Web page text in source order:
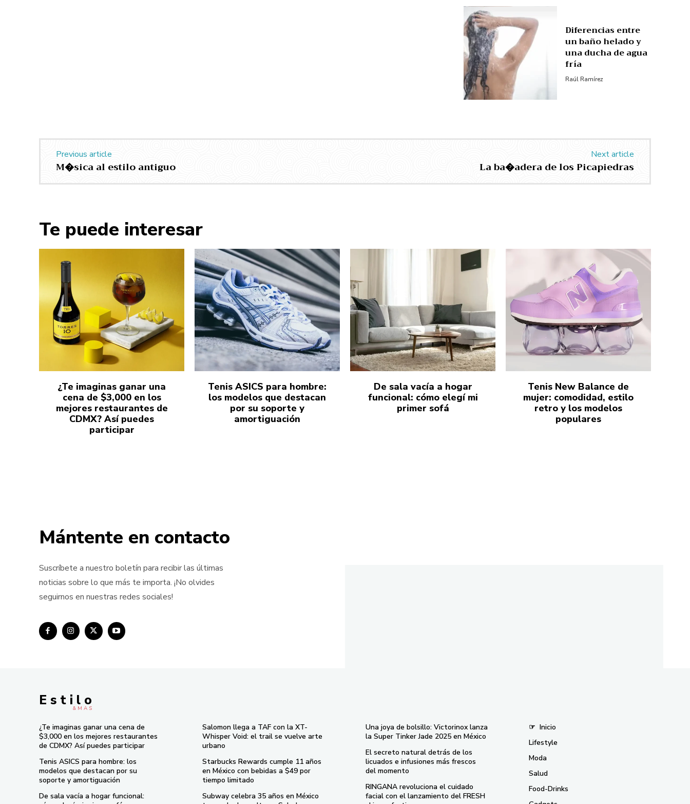
Diferencias entre
un baño helado y
una ducha de agua
fría
Raúl Ramírez
Previous article
M�sica al estilo antiguo
Next article
La ba�adera de los Picapiedras
Te puede interesar
¿Te imaginas ganar una
cena de $3,000 en los
mejores restaurantes de
CDMX? Así puedes
participar
Tenis ASICS para hombre:
los modelos que destacan
por su soporte y
amortiguación
De sala vacía a hogar
funcional: cómo elegí mi
primer sofá
Tenis New Balance de
mujer: comodidad, estilo
retro y los modelos
populares
Mántente en contacto
Suscríbete a nuestro boletín para recibir las últimas
noticias sobre lo que más te importa. ¡No olvides
seguirnos en nuestras redes sociales!
E s t i l o
& M À S
¿Te imaginas ganar una cena de
$3,000 en los mejores restaurantes
de CDMX? Así puedes participar
Tenis ASICS para hombre: los
modelos que destacan por su
soporte y amortiguación
De sala vacía a hogar funcional:
Salomon llega a TAF con la XT-
Whisper Void: el trail se vuelve arte
urbano
Starbucks Rewards cumple 11 años
en México con bebidas a $49 por
tiempo limitado
Subway celebra 35 años en México
Una joya de bolsillo: Victorinox lanza
la Super Tinker Jade 2025 en México
El secreto natural detrás de los
licuados e infusiones más frescos
del momento
RINGANA revoluciona el cuidado
facial con el lanzamiento del FRESH
☞ Inicio
Lifestyle
Moda
Salud
Food-Drinks